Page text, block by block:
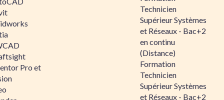
Pro et
Technicien
Supérieur Systèmes
et Réseaux - Bac+2
en continu
(Distance)
Formation
Technicien
Supérieur Systèmes
et Réseaux - Bac+2